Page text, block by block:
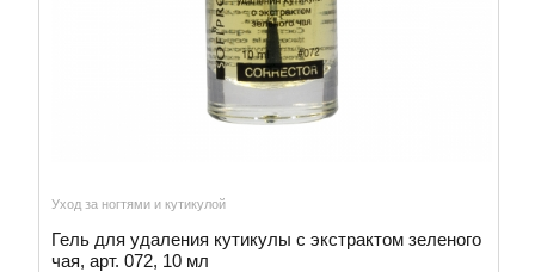
Уход за ногтями и кутикулой
Гель для удаления кутикулы с экстрактом зеленого
чая, арт. 072, 10 мл